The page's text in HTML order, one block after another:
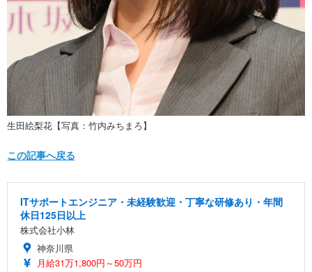
生田絵梨花【写真：竹内みちまろ】
この記事へ戻る
ITサポートエンジニア・未経験歓迎・丁寧な研修あり・年間
休日125日以上
株式会社小林
神奈川県
月給31万1,800円～50万円